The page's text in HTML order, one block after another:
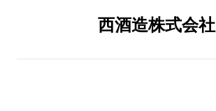
西酒造株式会社